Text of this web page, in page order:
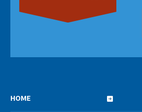
HOME